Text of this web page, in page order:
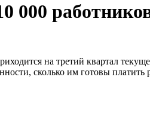
000
на третий квартал
сколько им готовы платить